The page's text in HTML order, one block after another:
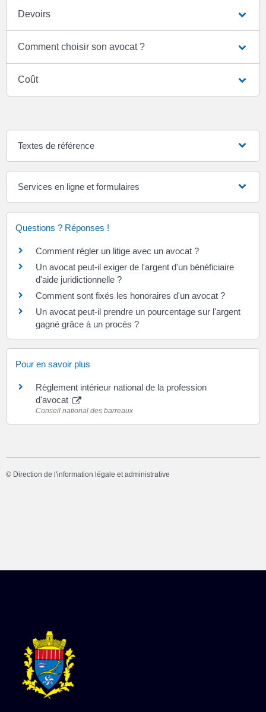
Devoirs
Comment choisir son avocat ?
Coût
Textes de référence
Services en ligne et formulaires
Questions ? Réponses !
Comment régler un litige avec un avocat ?
Un avocat peut-il exiger de l'argent d'un bénéficiaire
d'aide juridictionnelle ?
Comment sont fixés les honoraires d'un avocat ?
Un avocat peut-il prendre un pourcentage sur l'argent
gagné grâce à un procès ?
Pour en savoir plus
Règlement intérieur national de la profession
d'avocat
Conseil national des barreaux
© Direction de l'information légale et administrative